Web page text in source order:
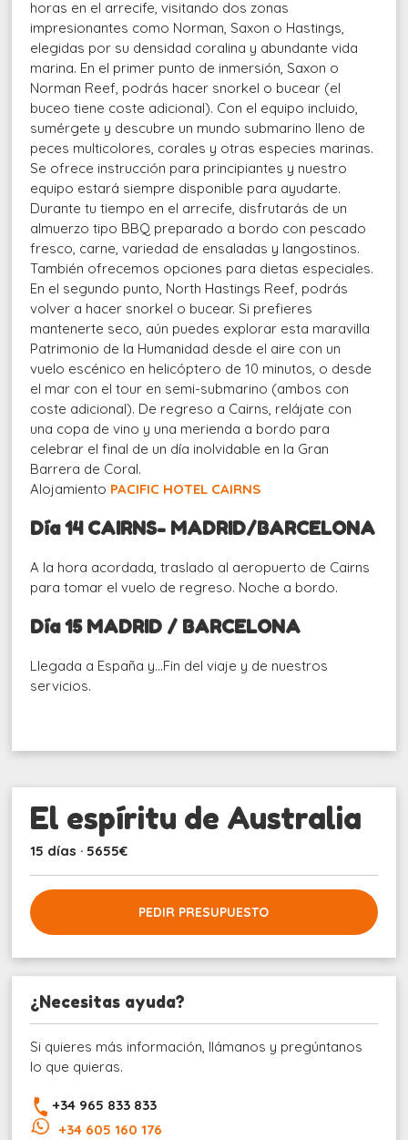
horas en el arrecife, visitando dos zonas
impresionantes como Norman, Saxon o Hastings,
elegidas por su densidad coralina y abundante vida
marina. En el primer punto de inmersión, Saxon o
Norman Reef, podrás hacer snorkel o bucear (el
buceo tiene coste adicional). Con el equipo incluido,
sumérgete y descubre un mundo submarino lleno de
peces multicolores, corales y otras especies marinas.
Se ofrece instrucción para principiantes y nuestro
equipo estará siempre disponible para ayudarte.
Durante tu tiempo en el arrecife, disfrutarás de un
almuerzo tipo BBQ preparado a bordo con pescado
fresco, carne, variedad de ensaladas y langostinos.
También ofrecemos opciones para dietas especiales.
En el segundo punto, North Hastings Reef, podrás
volver a hacer snorkel o bucear. Si prefieres
mantenerte seco, aún puedes explorar esta maravilla
Patrimonio de la Humanidad desde el aire con un
vuelo escénico en helicóptero de 10 minutos, o desde
el mar con el tour en semi-submarino (ambos con
coste adicional). De regreso a Cairns, relájate con
una copa de vino y una merienda a bordo para
celebrar el final de un día inolvidable en la Gran
Barrera de Coral.
Alojamiento PACIFIC HOTEL CAIRNS
Día 14 CAIRNS- MADRID/BARCELONA
A la hora acordada, traslado al aeropuerto de Cairns
para tomar el vuelo de regreso. Noche a bordo.
Día 15 MADRID / BARCELONA
Llegada a España y…Fin del viaje y de nuestros
servicios.
El espíritu de Australia
15 días · 5655€
PEDIR PRESUPUESTO
¿Necesitas ayuda?
Si quieres más información, llámanos y pregúntanos
lo que quieras.
+34 965 833 833
+34 605 160 176